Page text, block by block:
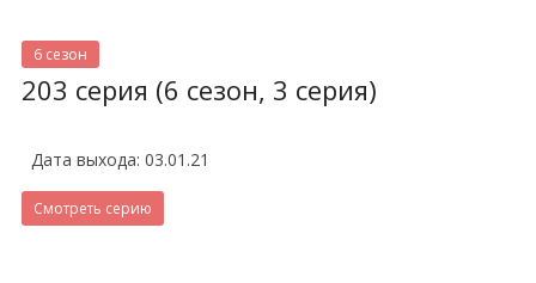
6 сезон
203 серия (6 сезон, 3 серия)
Дата выхода: 03.01.21
Смотреть серию